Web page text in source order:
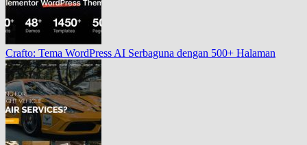
Crafto: Tema WordPress AI Serbaguna dengan 500+ Halaman